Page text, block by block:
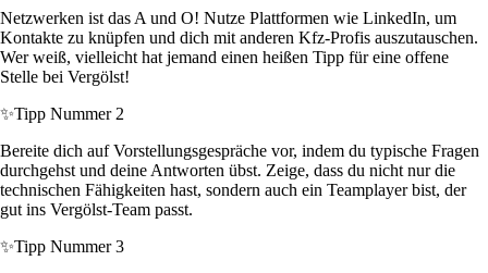
Netzwerken ist das A und O! Nutze Plattformen wie LinkedIn, um
Kontakte zu knüpfen und dich mit anderen Kfz-Profis auszutauschen.
Wer weiß, vielleicht hat jemand einen heißen Tipp für eine offene
Stelle bei Vergölst!
✨Tipp Nummer 2
Bereite dich auf Vorstellungsgespräche vor, indem du typische Fragen
durchgehst und deine Antworten übst. Zeige, dass du nicht nur die
technischen Fähigkeiten hast, sondern auch ein Teamplayer bist, der
gut ins Vergölst-Team passt.
✨Tipp Nummer 3